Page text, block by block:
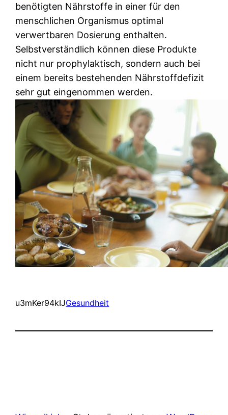
benötigten Nährstoffe in einer für den
menschlichen Organismus optimal
verwertbaren Dosierung enthalten.
Selbstverständlich können diese Produkte
nicht nur prophylaktisch, sondern auch bei
einem bereits bestehenden Nährstoffdefizit
sehr gut eingenommen werden.
u3mKer94kIJGesundheit